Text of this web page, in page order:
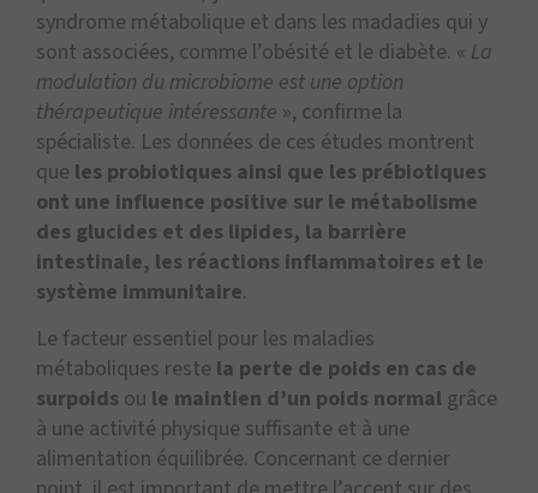
syndrome métabolique et dans les madadies qui y
sont associées, comme l’obésité et le diabète. « La
modulation du microbiome est une option
thérapeutique intéressante », confirme la
spécialiste. Les données de ces études montrent
que les probiotiques ainsi que les prébiotiques
ont une influence positive sur le métabolisme
des glucides et des lipides, la barrière
intestinale, les réactions inflammatoires et le
système immunitaire.
Le facteur essentiel pour les maladies
métaboliques reste la perte de poids en cas de
surpoids ou le maintien d’un poids normal grâce
à une activité physique suffisante et à une
alimentation équilibrée. Concernant ce dernier